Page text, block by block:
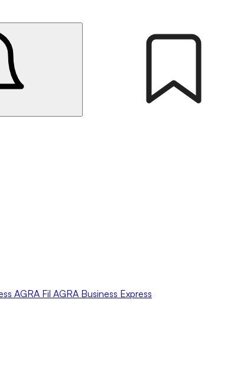
AGRA Fil AGRA Business Express